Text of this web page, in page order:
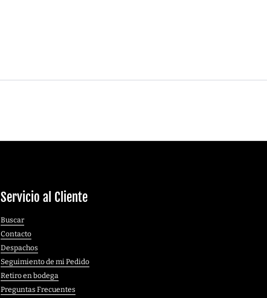
Servicio al Cliente
Buscar
Contacto
Despachos
Seguimiento de mi Pedido
Retiro en bodega
Preguntas Frecuentes